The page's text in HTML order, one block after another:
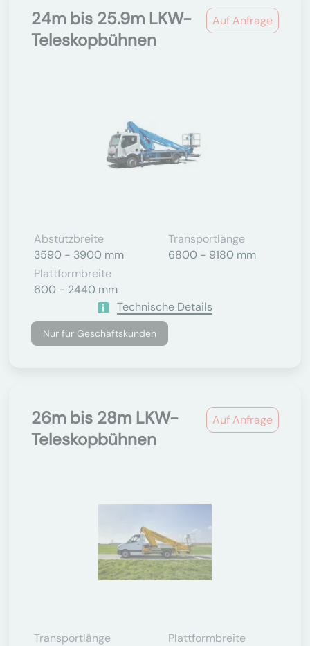
Auf Anfrage
24m bis 25.9m LKW-
Teleskopbühnen
Abstützbreite
3590 - 3900 mm
Transportlänge
6800 - 9180 mm
Plattformbreite
600 - 2440 mm
Technische Details
Nur für Geschäftskunden
Auf Anfrage
26m bis 28m LKW-
Teleskopbühnen
Transportlänge
Plattformbreite